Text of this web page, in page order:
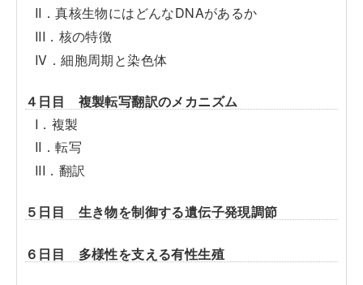
II．真核生物にはどんなDNAがあるか
III．核の特徴
IV．細胞周期と染色体
４日目 複製転写翻訳のメカニズム
I．複製
II．転写
III．翻訳
５日目 生き物を制御する遺伝子発現調節
６日目 多様性を支える有性生殖